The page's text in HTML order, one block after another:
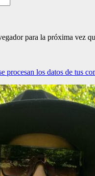
para la próxima vez
procesan los datos de tus